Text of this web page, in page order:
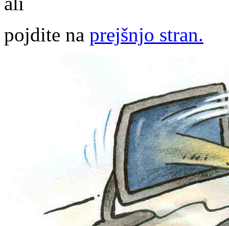
pojdite na prejšnjo stran.